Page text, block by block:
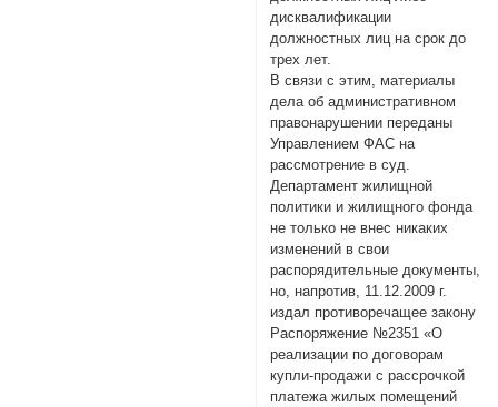
дисквалификации
должностных лиц на срок до
трех лет.
В связи с этим, материалы
дела об административном
правонарушении переданы
Управлением ФАС на
рассмотрение в суд.
Департамент жилищной
политики и жилищного фонда
не только не внес никаких
изменений в свои
распорядительные документы,
но, напротив, 11.12.2009 г.
издал противоречащее закону
Распоряжение №2351 «О
реализации по договорам
купли-продажи с рассрочкой
платежа жилых помещений